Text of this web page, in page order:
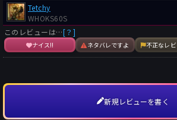
この滝沢、秋生、そして秋生がボディガー
アのボスの情婦楽家麗、そこに劉健一が絡
ばならない状況まで差し迫っていく。
混沌とした中国系マフィアの勢力争い。新
ランスを保とうと台湾のマフィアの長が策
俯瞰し、いつか彼らの喉笛に食らいつこう
窺う劉健一。そんな中国人だらけの街を取
Tetchy
WHOKS60S
このレビューは…[？]
ナイス!! ネタバレですよ 不正なレ
新規レビューを書く